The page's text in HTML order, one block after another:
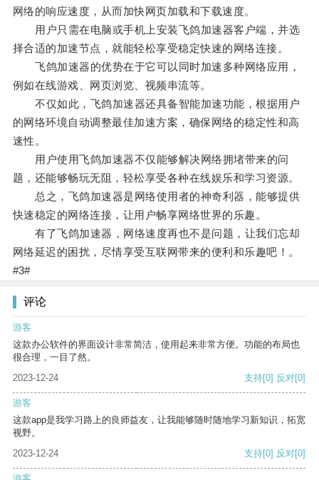
网络的响应速度，从而加快网页加载和下载速度。
用户只需在电脑或手机上安装飞鸽加速器客户端，并选
择合适的加速节点，就能轻松享受稳定快速的网络连接。
飞鸽加速器的优势在于它可以同时加速多种网络应用，
例如在线游戏、网页浏览、视频串流等。
不仅如此，飞鸽加速器还具备智能加速功能，根据用户
的网络环境自动调整最佳加速方案，确保网络的稳定性和高
速性。
用户使用飞鸽加速器不仅能够解决网络拥堵带来的问
题，还能够畅玩无阻，轻松享受各种在线娱乐和学习资源。
总之，飞鸽加速器是网络使用者的神奇利器，能够提供
快速稳定的网络连接，让用户畅享网络世界的乐趣。
有了飞鸽加速器，网络速度再也不是问题，让我们忘却
网络延迟的困扰，尽情享受互联网带来的便利和乐趣吧！。
#3#
评论
游客
这款办公软件的界面设计非常简洁，使用起来非常方便。功能的布局也
很合理，一目了然。
2023-12-24
支持[0] 反对[0]
游客
这款app是我学习路上的良师益友，让我能够随时随地学习新知识，拓宽
视野。
2023-12-24
支持[0] 反对[0]